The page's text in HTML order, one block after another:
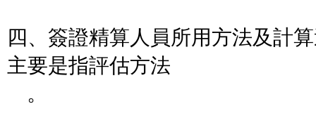
四、簽證精算人員所用方法及計
主要是指評估方法
。